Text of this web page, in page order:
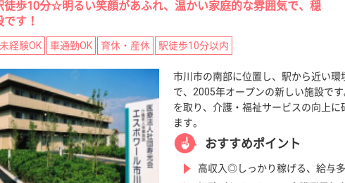
徒歩10分☆明るい笑顔があふれ、温かい家庭的な雰囲気で、穏
す！
未経験OK 車通勤OK 育休・産休 駅徒歩10分以内
市川市の南部に位置し、駅から近い環
で、2005年オープンの新しい施設で
を取り、介護・福祉サービスの向上に
ます。
おすすめポイント
高収入◎しっかり稼げる、給与